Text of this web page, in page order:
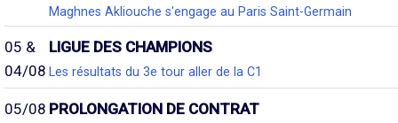
Maghnes Akliouche s'engage au Paris Saint-Germain
05 &
04/08
LIGUE DES CHAMPIONS
Les résultats du 3e tour aller de la C1
05/08 PROLONGATION DE CONTRAT